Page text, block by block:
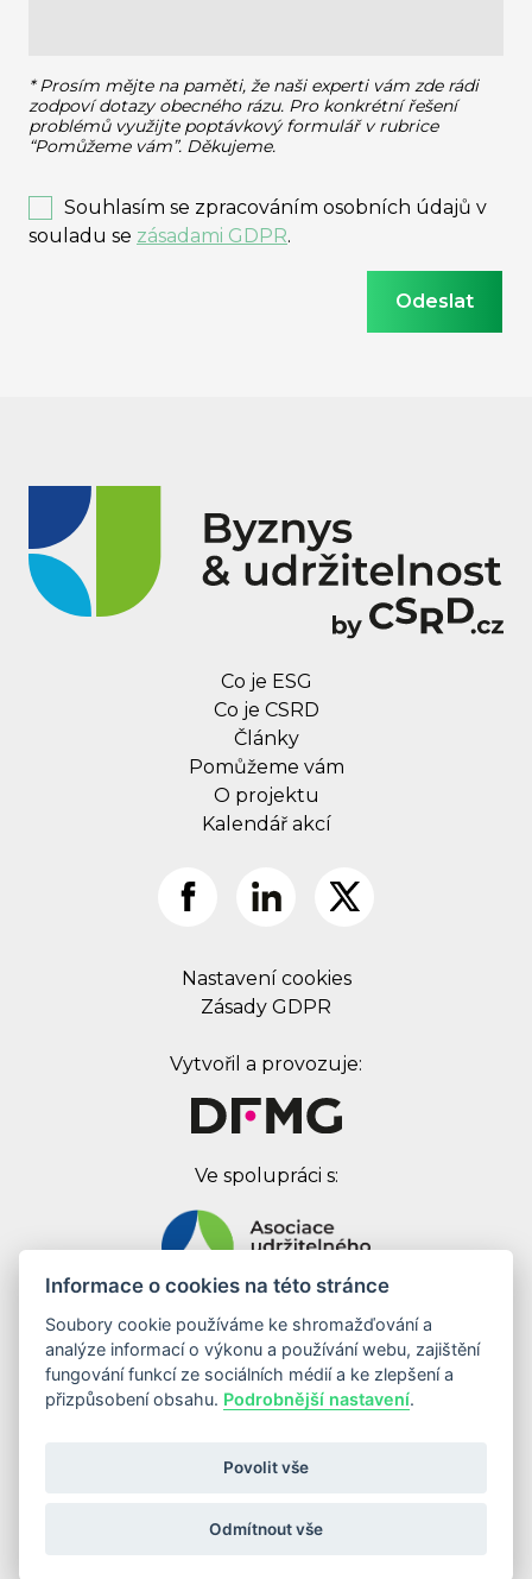
* Prosím mějte na paměti, že naši experti vám zde rádi
zodpoví dotazy obecného rázu. Pro konkrétní řešení
problémů využijte poptávkový formulář v rubrice
“Pomůžeme vám”. Děkujeme.
Souhlasím se zpracováním osobních údajů v
souladu se zásadami GDPR.
Odebírat newsletter
Co je ESG
Co je CSRD
Články
Pomůžeme vám
O projektu
Kalendář akcí
Nastavení cookies
Zásady GDPR
Vytvořil a provozuje:
Ve spolupráci s:
Digital First Marketing Group s.r.o.
Jankovcova 1037/49
170 00 Praha 7
IČ: 08262683
Informace o cookies na této stránce
Soubory cookie používáme ke shromažďování a
analýze informací o výkonu a používání webu, zajištění
fungování funkcí ze sociálních médií a ke zlepšení a
přizpůsobení obsahu. Podrobnější nastavení.
Povolit vše
Odmítnout vše